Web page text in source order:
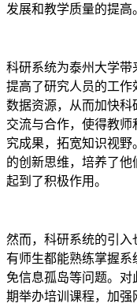
发展和教学质量的提高
科研系统为泰州大学
提高了研究人员的工作
数据资源，从而加快
交流与合作，使得教
究成果，拓宽知识视
的创新思维，培养了
起到了积极作用。
然而，科研系统的引
有师生都能熟练掌握
免信息孤岛等问题。
期举办培训课程，加